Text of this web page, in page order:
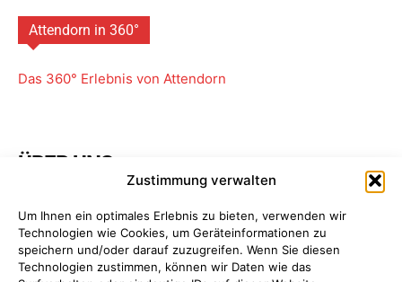
Zustimmung verwalten
Um Ihnen ein optimales Erlebnis zu bieten, verwenden wir
Technologien wie Cookies, um Geräteinformationen zu
speichern und/oder darauf zuzugreifen. Wenn Sie diesen
Technologien zustimmen, können wir Daten wie das
Attendorn in 360°
Das 360° Erlebnis von Attendorn
ÜBER UNS
+ MEDIA- Attendorn, Paderborn. Wir bieten Ihnen
maßgeschneiderte Komplettpakete für Ihre
Unternehmens­kommunikation. So sparen Sie Zeit, Geld